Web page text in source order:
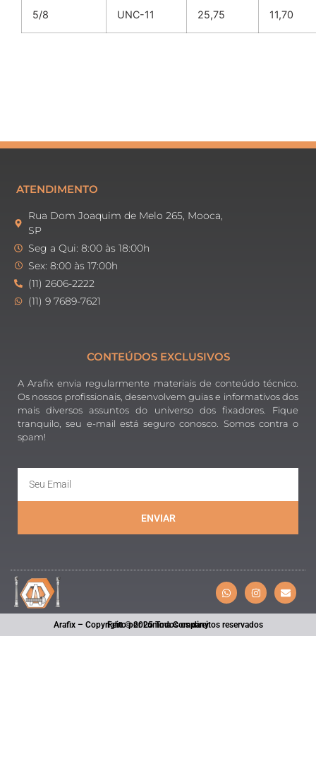
5/8 UNC-11 25,75 11,70
ATENDIMENTO
Rua Dom Joaquim de Melo 265, Mooca,
SP
Seg a Qui: 8:00 às 18:00h
Sex: 8:00 às 17:00h
(11) 2606-2222
(11) 9 7689-7621
CONTEÚDOS EXCLUSIVOS
A Arafix envia regularmente materiais de conteúdo técnico.
Os nossos profissionais, desenvolvem guias e informativos dos
mais diversos assuntos do universo dos fixadores. Fique
tranquilo, seu e-mail está seguro conosco. Somos contra o
spam!
ENVIAR
Arafix – Copyright © 2025 Todos os direitos reservados
Feito por Lumma Company